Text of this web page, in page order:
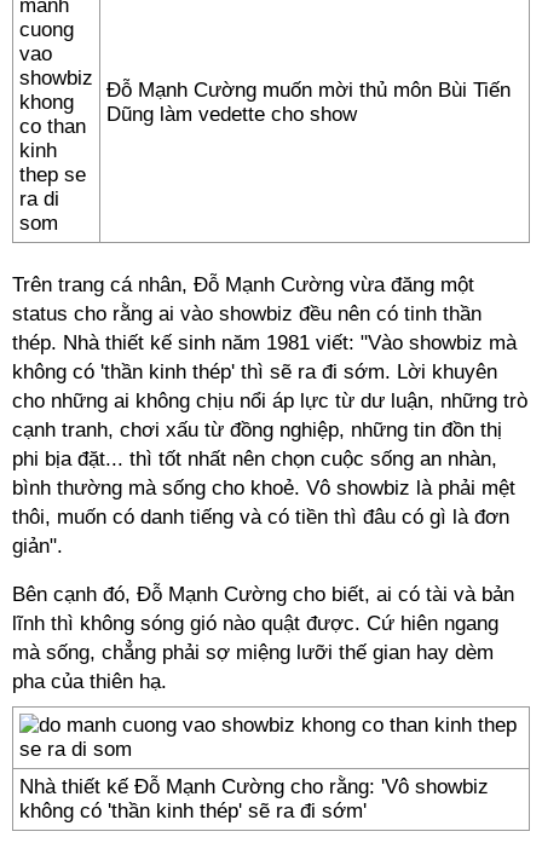
Đỗ Mạnh Cường muốn mời thủ môn Bùi Tiến
Dũng làm vedette cho show
Trên trang cá nhân, Đỗ Mạnh Cường vừa đăng một
status cho rằng ai vào showbiz đều nên có tinh thần
thép.​ Nhà thiết kế sinh năm 1981 viết: "Vào showbiz mà
không có 'thần kinh thép' thì sẽ ra đi sớm. Lời khuyên
cho những ai không chịu nổi áp lực từ dư luận, những trò
cạnh tranh, chơi xấu từ đồng nghiệp, những tin đồn thị
phi bịa đặt... thì tốt nhất nên chọn cuộc sống an nhàn,
bình thường mà sống cho khoẻ. Vô showbiz là phải mệt
thôi, muốn có danh tiếng và có tiền thì đâu có gì là đơn
giản".
Bên cạnh đó, Đỗ Mạnh Cường cho biết, ai có tài và bản
lĩnh thì không sóng gió nào quật được. Cứ hiên ngang
mà sống, chẳng phải sợ miệng lưỡi thế gian hay dèm
pha của thiên hạ.
Nhà thiết kế Đỗ Mạnh Cường cho rằng: 'Vô showbiz
không có 'thần kinh thép' sẽ ra đi sớm'